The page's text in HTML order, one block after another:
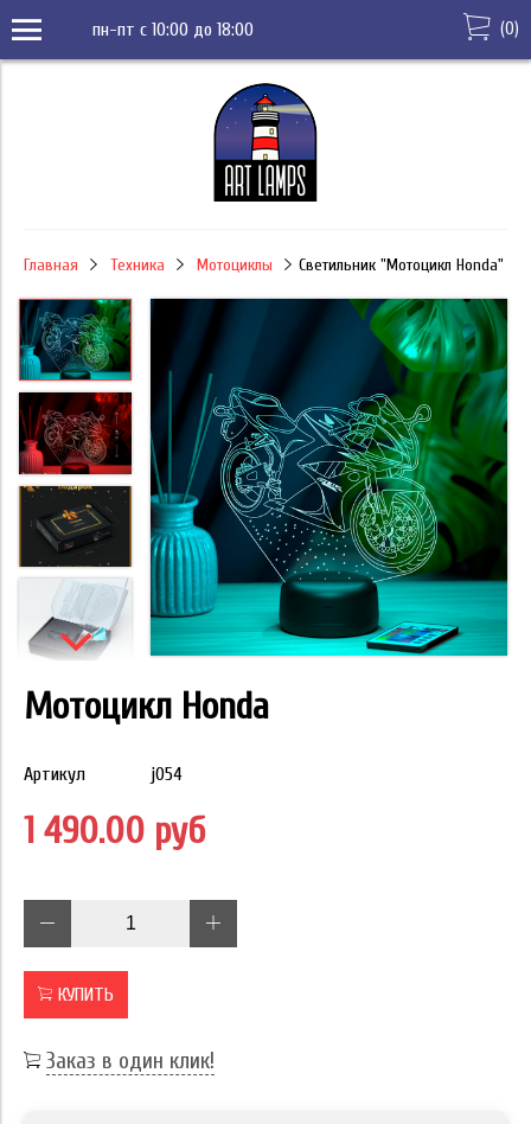
пн-пт с 10:00 до 18:00 (0)
Главная Техника Мотоциклы Светильник "Мотоцикл Honda"
Мотоцикл Honda
Артикул j054
1 490.00 руб
КУПИТЬ
Заказ в один клик!